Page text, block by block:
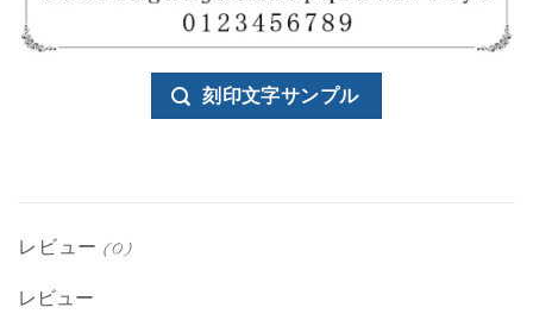
刻印文字サンプル
レビュー (0)
レビュー